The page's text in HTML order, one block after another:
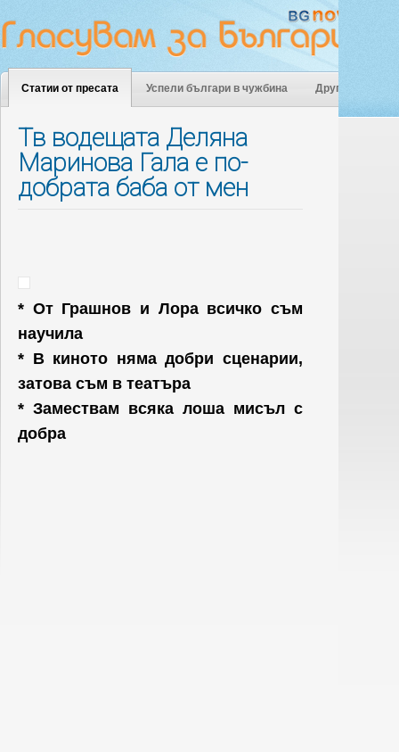
Статии от пресата Успели българи в чужбина Други
Тв водещата Деляна
Маринова Гала е по-
добрата баба от мен
* От Грашнов и Лора всичко съм
научила
* В киното няма добри сценарии,
затова съм в театъра
* Замествам всяка лоша мисъл с
добра